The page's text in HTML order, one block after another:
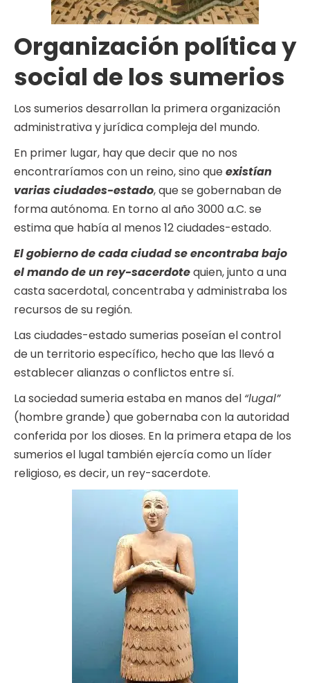
Organización política y
social de los sumerios
Los sumerios desarrollan la primera organización
administrativa y jurídica compleja del mundo.
En primer lugar, hay que decir que no nos
encontraríamos con un reino, sino queexistían
varias ciudades-estado, que se gobernaban de
forma autónoma. En torno al año 3000 a.C. se
estima que había al menos 12 ciudades-estado.
El gobierno de cada ciudad se encontraba bajo
el mando de un rey-sacerdotequien, junto a una
casta sacerdotal, concentraba y administraba los
recursos de su región.
Las ciudades-estado sumerias poseían el control
de un territorio específico, hecho que las llevó a
establecer alianzas o conflictos entre sí.
La sociedad sumeria estaba en manos del “lugal”
(hombre grande) que gobernaba con la autoridad
conferida por los dioses. En la primera etapa de los
sumerios el lugal también ejercía como un líder
religioso, es decir, un rey-sacerdote.